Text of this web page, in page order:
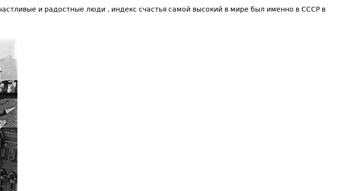
и радостные люди , индекс счастья самой высокий в мире был именно в СССР в